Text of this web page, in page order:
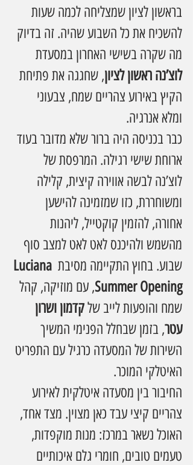
בראשון לציון שמצליחה לכמה שעות
להשכיח את כל השבוע שהיה. זה בדיוק
מה שקרה בשישי האחרון במסעדת
לוצ’נה ראשון לציון, שחגגה את פתיחת
הקיץ באירוע צהריים שמח, צבעוני
ומלא אנרגיה.
כבר בכניסה היה ברור שלא מדובר בעוד
ארוחת שישי רגילה. המרפסת של
לוצ’נה לבשה אווירה קיצית, קלילה
ומשוחררת, כזו שמזמינה להישען
אחורה, להזמין קוקטייל, ליהנות
מהשמש ולהיכנס לאט לאט למצב סוף
שבוע. בחוץ התקיימה מסיבת Luciana
Summer Opening, עם מוזיקה, קהל
שמח והופעות לייב של קדמון ושרון
עטר, בזמן שבחלל הפנימי המשיך
השירות של המסעדה כרגיל עם התפריט
האיטלקי המוכר.
החיבור בין מסעדה איטלקית לאירוע
צהריים קיצי עבד כאן מצוין. מצד אחד,
האוכל נשאר במרכז: מנות מוקפדות,
טעמים טובים, חומרי גלם איכותיים